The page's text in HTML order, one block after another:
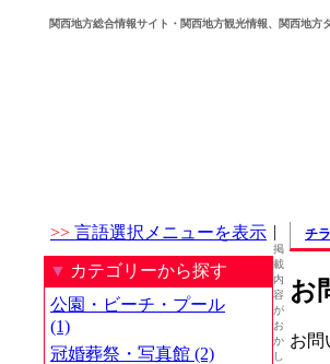
関西地方総合情報サイト・関西地方観光情報、関西地方
>> 言語選択メニューを表示
▼ カテゴリーから探す
公園・ビーチ・プール
(1)
冠婚葬祭・写真館 (2)
チ
お
お問
|
掲
載
内
容
が
お
か
し